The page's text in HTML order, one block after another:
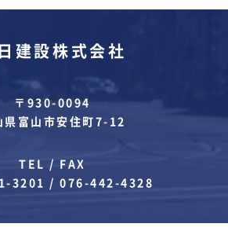
建設株式会社
〒930-0094
県富山市安住町7-12
TEL / FAX
3201 /076-442-4328